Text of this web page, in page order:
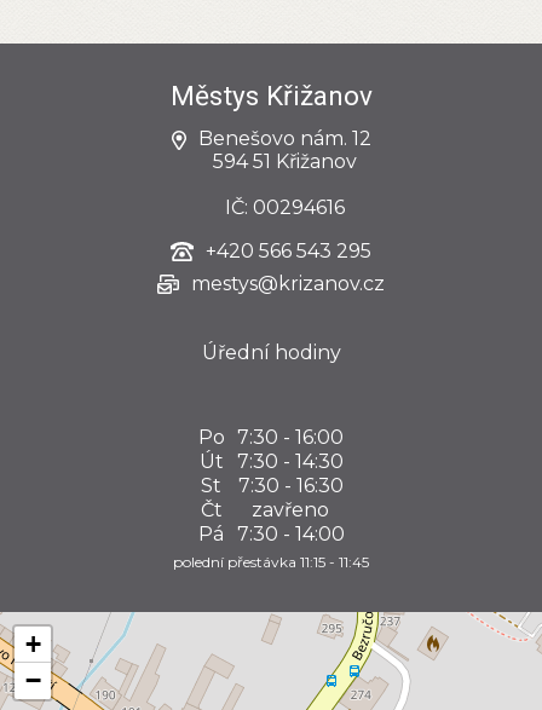
Městys Křižanov
Benešovo nám. 12
594 51 Křižanov
IČ: 00294616
+420 566 543 295
mestys@krizanov.cz
Úřední hodiny
Po 7:30 - 16:00
Út
7:30 - 14:30
St
7:30 - 16:30
Čt
zavřeno
Pá
7:30 - 14:00
polední přestávka 11:15 - 11:45
+
−